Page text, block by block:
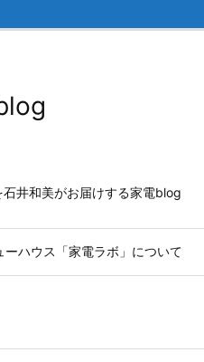
井和美がお届けする家電blog
ーハウス「家電ラボ」について